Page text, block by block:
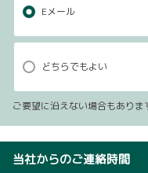
Eメール
どちらでもよい
ご要望に沿えない場合もありま
当社からのご連絡時間